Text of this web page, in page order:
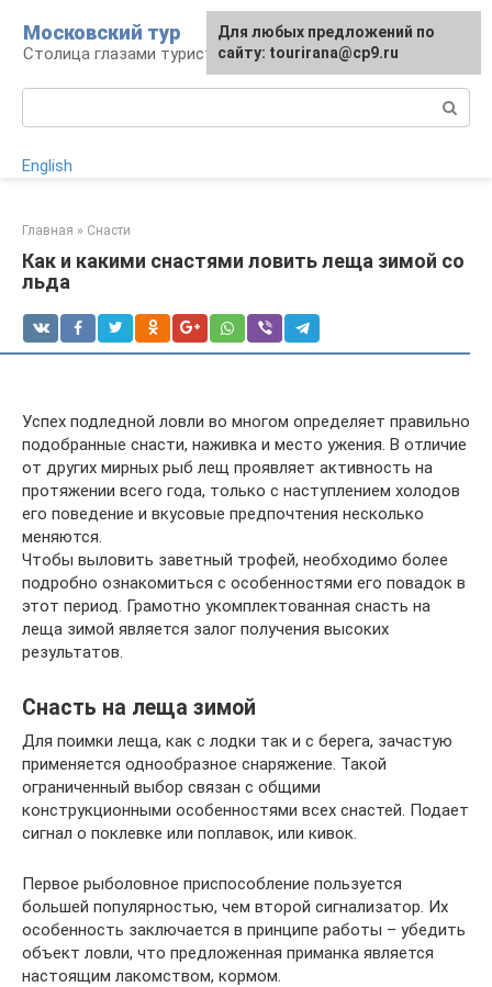
контенту
Московский тур
Столица глазами туриста
English
Главная » Снасти
Как и какими снастями ловить леща зимой со
льда
Успех подледной ловли во многом определяет правильно
подобранные снасти, наживка и место ужения. В отличие
от других мирных рыб лещ проявляет активность на
протяжении всего года, только с наступлением холодов
его поведение и вкусовые предпочтения несколько
меняются.
Чтобы выловить заветный трофей, необходимо более
подробно ознакомиться с особенностями его повадок в
этот период. Грамотно укомплектованная снасть на
леща зимой является залог получения высоких
результатов.
Снасть на леща зимой
Для поимки леща, как с лодки так и с берега, зачастую
применяется однообразное снаряжение. Такой
ограниченный выбор связан с общими
конструкционными особенностями всех снастей. Подает
сигнал о поклевке или поплавок, или кивок.
Первое рыболовное приспособление пользуется
большей популярностью, чем второй сигнализатор. Их
особенность заключается в принципе работы – убедить
объект ловли, что предложенная приманка является
настоящим лакомством, кормом.
Для любых предложений по
сайту: tourirana@cp9.ru